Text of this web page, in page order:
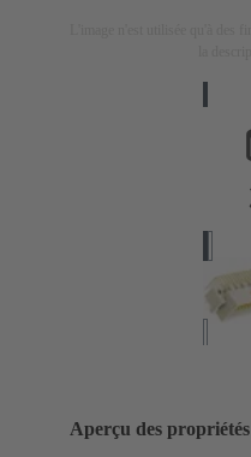
Aperçu des propriétés